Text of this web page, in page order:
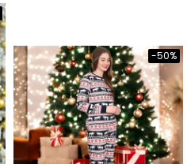
-50%